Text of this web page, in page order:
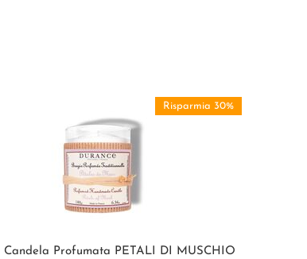
Risparmia 30%
Candela Profumata PETALI DI MUSCHIO